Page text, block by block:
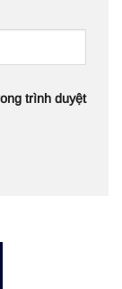
trình duyệt